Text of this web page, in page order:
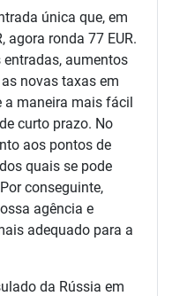
única que, em
agora ronda 77 EUR.
aumentos
novas taxas em
a maneira mais fácil
curto prazo. No
aos pontos de
quais se pode
conseguinte,
agência e
adequado para a
da Rússia em